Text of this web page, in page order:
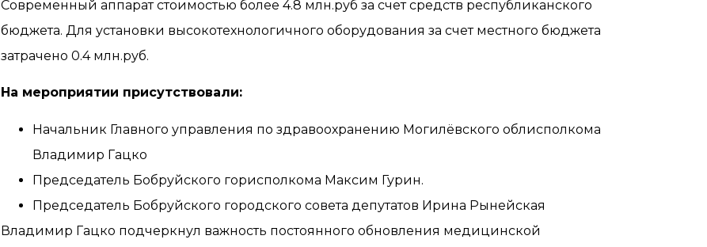
Современный аппарат стоимостью более 4.8 млн.руб за счет средств республиканского
бюджета. Для установки высокотехнологичного оборудования за счет местного бюджета
затрачено 0.4 млн.руб.
На мероприятии присутствовали:
Начальник Главного управления по здравоохранению Могилёвского облисполкома
Владимир Гацко
Председатель Бобруйского горисполкома Максим Гурин.
Председатель Бобруйского городского совета депутатов Ирина Рынейская
Владимир Гацко подчеркнул важность постоянного обновления медицинской